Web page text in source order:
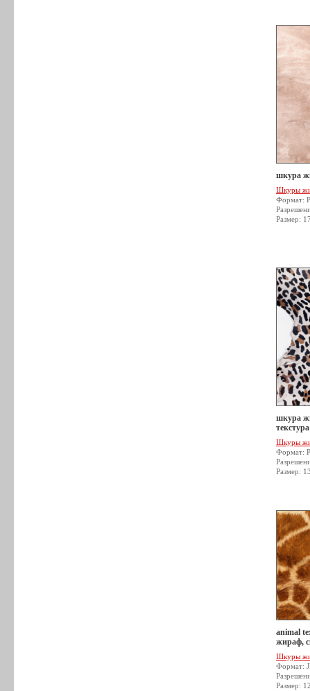
шкура
Шкуры
Формат:
Размер:
шкура
текстура
Шкуры
Формат:
Размер:
animal
жираф,
Шкуры
Формат:
Размер: